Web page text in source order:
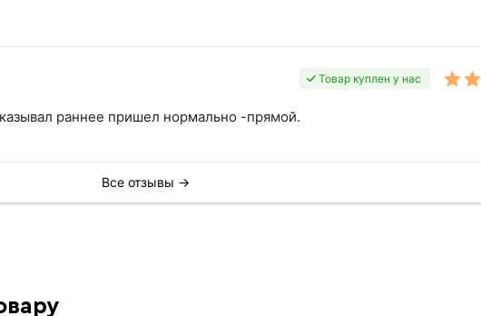
Товар куплен у нас
раннее пришел нормально -прямой.
Все отзывы →